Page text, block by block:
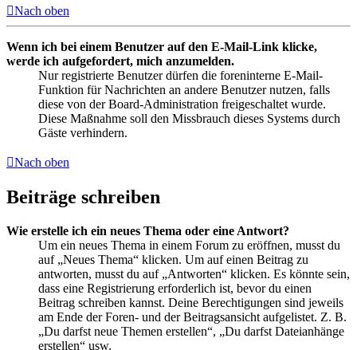
Nach oben
Wenn ich bei einem Benutzer auf den E-Mail-Link klicke,
werde ich aufgefordert, mich anzumelden.
Nur registrierte Benutzer dürfen die foreninterne E-Mail-
Funktion für Nachrichten an andere Benutzer nutzen, falls
diese von der Board-Administration freigeschaltet wurde.
Diese Maßnahme soll den Missbrauch dieses Systems durch
Gäste verhindern.
Nach oben
Beiträge schreiben
Wie erstelle ich ein neues Thema oder eine Antwort?
Um ein neues Thema in einem Forum zu eröffnen, musst du
auf „Neues Thema“ klicken. Um auf einen Beitrag zu
antworten, musst du auf „Antworten“ klicken. Es könnte sein,
dass eine Registrierung erforderlich ist, bevor du einen
Beitrag schreiben kannst. Deine Berechtigungen sind jeweils
am Ende der Foren- und der Beitragsansicht aufgelistet. Z. B.
„Du darfst neue Themen erstellen“, „Du darfst Dateianhänge
erstellen“ usw.